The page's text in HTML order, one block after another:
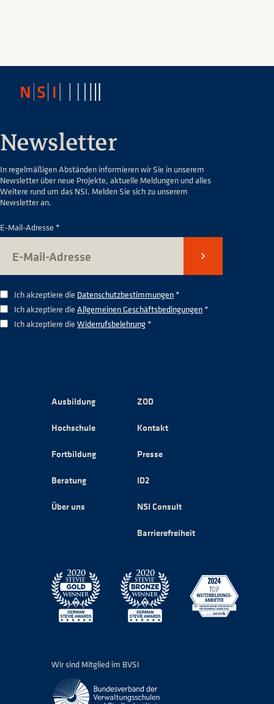
Newsletter
In regelmäßigen Abständen informieren wir Sie in unserem
Newsletter über neue Projekte, aktuelle Meldungen und alles
Weitere rund um das NSI. Melden Sie sich zu unserem
Newsletter an.
E-Mail-Adresse *
Senden
Ich akzeptiere die Datenschutzbestimmungen*
Ich akzeptiere die Allgemeinen Geschäftsbedingungen*
Ich akzeptiere die Widerrufsbelehrung*
Ausbildung
Hochschule
Fortbildung
Beratung
Über uns
ZOD
Kontakt
Presse
ID2
NSI Consult
Barrierefreiheit
Wir sind Mitglied im BVSI